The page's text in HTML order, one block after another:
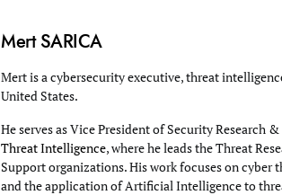
Mert SARICA
Mert is a cybersecurity executive, threat
United States.
He serves as Vice President of Security Research
Threat Intelligence, where he leads the Threat
Support organizations. His work focuses on
and the application of Artificial Intelligence to